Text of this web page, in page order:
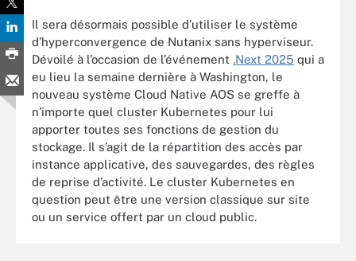
Il sera désormais possible d’utiliser le système
d’hyperconvergence de Nutanix sans hyperviseur.
Dévoilé à l’occasion de l’événement .Next 2025 qui a
eu lieu la semaine dernière à Washington, le
nouveau système Cloud Native AOS se greffe à
n’importe quel cluster Kubernetes pour lui
apporter toutes ses fonctions de gestion du
stockage. Il s’agit de la répartition des accès par
instance applicative, des sauvegardes, des règles
de reprise d’activité. Le cluster Kubernetes en
question peut être une version classique sur site
ou un service offert par un cloud public.